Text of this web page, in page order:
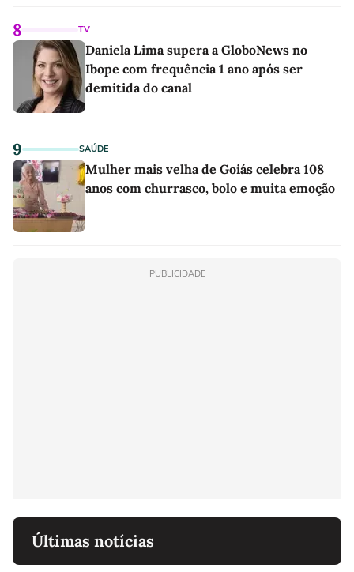
8 TV
Daniela Lima supera a GloboNews no
Ibope com frequência 1 ano após ser
demitida do canal
9 SAÚDE
Mulher mais velha de Goiás celebra 108
anos com churrasco, bolo e muita emoção
PUBLICIDADE
Últimas notícias